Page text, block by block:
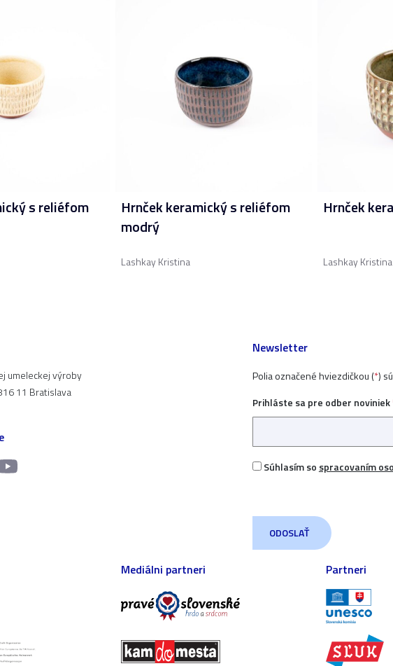
s reliéfom
Hrnček keramický s reliéfom
modrý
Lashkay Kristina
Hrnček
Lashkay Kristina
umeleckej výroby
11 Bratislava
Newsletter
Polia označené hviezdičkou (*)
Prihláste sa pre odber noviniek
Súhlasím so spracovaním
Mediálni partneri Partneri